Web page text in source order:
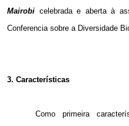
Mairobi celebrada e aberta à
Conferencia sobre a Diversidade
3. Características
Como primeira